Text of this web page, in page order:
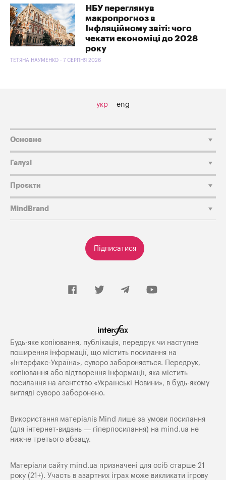
НБУ переглянув
макропрогноз в
Інфляційному звіті: чого
чекати економіці до 2028
року
ТЕТЯНА НАУМЕНКО - 7 СЕРПНЯ 2026
укр eng
Підписатися
Основне
Галузі
Проєкти
MindBrand
Будь-яке копiювання, публiкацiя, передрук чи наступне
поширення iнформацiї, що мiстить посилання на
«Iнтерфакс-Україна», суворо забороняється. Передрук,
копіювання або відтворення інформації, яка містить
посилання на агентство «Українські Новини», в будь-якому
вигляді суворо заборонено.
Використання матеріалів Mind лише за умови посилання
(для інтернет-видань — гіперпосилання) на mind.ua не
нижче третього абзацу.
Матеріали сайту mind.ua призначені для осіб старше 21
року (21+). Участь в азартних іграх може викликати ігрову